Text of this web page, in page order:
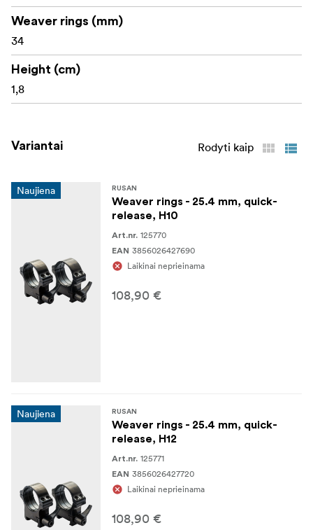
Weaver rings (mm)
34
Height (cm)
1,8
Variantai Rodyti kaip
Naujiena RUSAN
Weaver rings - 25.4 mm, quick-
release, H10
Art.nr. 125770
EAN 3856026427690
Laikinai neprieinama
108,90 €
Naujiena RUSAN
Weaver rings - 25.4 mm, quick-
release, H12
Art.nr. 125771
EAN 3856026427720
Laikinai neprieinama
108,90 €